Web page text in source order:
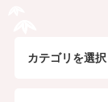
カテゴリを選択